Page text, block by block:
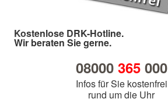
Kostenlose DRK-Hotline.
Wir beraten Sie gerne.
08000 365000
Infos für Sie kostenfrei
rund um die Uhr